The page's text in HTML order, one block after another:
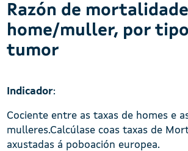
Razón de mortalidade
home/muller, por
tumor
Indicador:
Cociente entre as taxas de homes e
mulleres.Calcúlase coas taxas de
axustadas á poboación europea.